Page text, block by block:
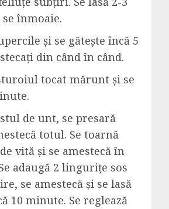
înmoaie.
și se gătește încă 5
din când în când.
tocat mărunt și se
de unt, se presară
totul. Se toarnă
vită și se amestecă în
adaugă 2 lingurițe sos
se amestecă și se lasă
10 minute. Se reglează